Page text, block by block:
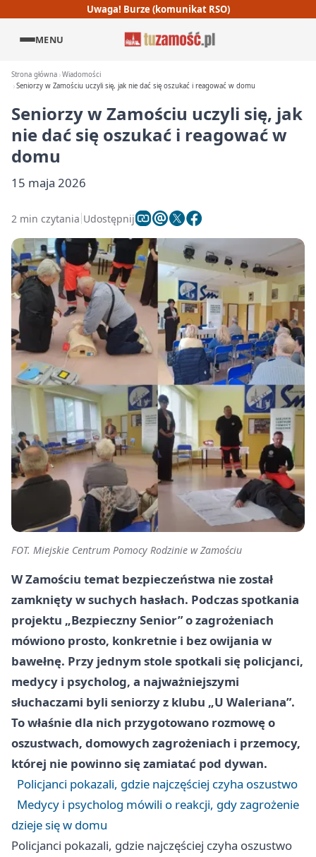
Uwaga! Burze (komunikat RSO)
MENU
Strona główna Wiadomości
Seniorzy w Zamościu uczyli się, jak nie dać się oszukać i reagować w domu
Seniorzy w Zamościu uczyli się, jak
nie dać się oszukać i reagować w
domu
15 maja 2026
2 min czytania Udostępnij
FOT. Miejskie Centrum Pomocy Rodzinie w Zamościu
W Zamościu temat bezpieczeństwa nie został
zamknięty w suchych hasłach. Podczas spotkania
projektu „Bezpieczny Senior” o zagrożeniach
mówiono prosto, konkretnie i bez owijania w
bawełnę. Przy jednym stole spotkali się policjanci,
medycy i psycholog, a najważniejszymi
słuchaczami byli seniorzy z klubu „U Waleriana”.
To właśnie dla nich przygotowano rozmowę o
oszustwach, domowych zagrożeniach i przemocy,
której nie powinno się zamiatać pod dywan.
Policjanci pokazali, gdzie najczęściej czyha oszustwo
Medycy i psycholog mówili o reakcji, gdy zagrożenie
dzieje się w domu
Policjanci pokazali, gdzie najczęściej czyha oszustwo